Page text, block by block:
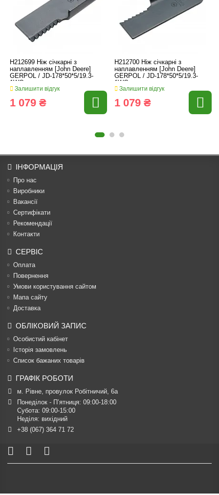
H212699 Ніж січкарні з
наплавленням [John Deere]
GERPOL / JD-178*50*5/19.3-
1WC
Залишити відгук
1 079 ₴
H212700 Ніж січкарні з
наплавленням [John Deere]
GERPOL / JD-178*50*5/19.3-
1WC
Залишити відгук
1 079 ₴
ІНФОРМАЦІЯ
Про нас
Виробники
Вакансії
Сертифікати
Рекомендації
Контакти
СЕРВІС
Оплата
Повернення
Умови користування сайтом
Мапа сайту
Доставка
ОБЛІКОВИЙ ЗАПИС
Особистий кабінет
Історія замовлень
Список бажаних товарів
ГРАФІК РОБОТИ
м. Рівне, провулок Робітничий, 6а
Понеділок - П’ятниця: 09:00-18:00
Субота: 09:00-15:00
Неділя: вихідний
+38 (067) 364 71 72